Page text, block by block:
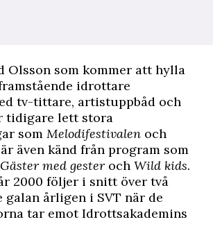
Olsson som kommer att hylla
idrottare
tv-tittare, artistuppbåd och
tidigare lett stora
som Melodifestivalen och
även känd från program som
Gäster med gester och Wild kids.
2000 följer i snitt över två
årligen i SVT när de
tar emot Idrottsakademins